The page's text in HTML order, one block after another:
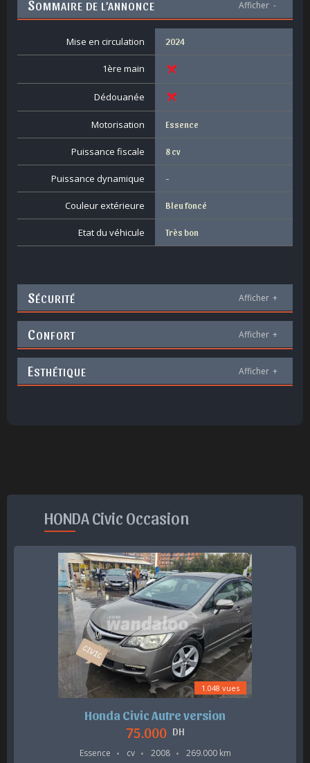
SOMMAIRE DE L’ANNONCE Afficher -
Mise en circulation 2024
1ère main
Dédouanée
Motorisation Essence
Puissance fiscale 8 cv
Puissance dynamique -
Couleur extérieure Bleu foncé
Etat du véhicule Très bon
SÉCURITÉ Afficher +
CONFORT Afficher +
ESTHÉTIQUE Afficher +
HONDA Civic Occasion
1.048 vues
Honda Civic Autre version
75.000 DH
Essence cv 2008 269.000 km